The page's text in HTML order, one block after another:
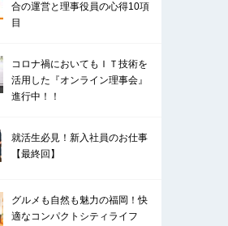
合の運営と理事役員の心得10項
目
コロナ禍においてもＩＴ技術を
活用した『オンライン理事会』
進行中！！
就活生必見！新入社員のお仕事
【最終回】
グルメも自然も魅力の福岡！快
適なコンパクトシティライフ